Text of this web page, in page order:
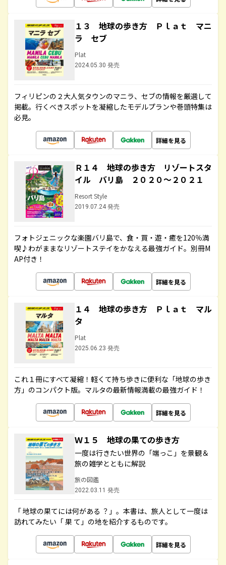
１３ 地球の歩き方 Ｐｌａｔ マニ
ラ セブ
Plat
2024.05.30 発売
フィリピンの２大人気タウンのマニラ、セブの情報を厳選して
掲載。行くべきスポットを凝縮したモデルプランや巻頭特集は
必見。
詳細を見る
Ｒ１４ 地球の歩き方 リゾートスタ
イル バリ島 ２０２０～２０２１
Resort Style
2019.07.24 発売
フォトジェニックな楽園バリ島で、食・買・遊・癒を120％満
喫♪わがままなリゾートステイをかなえる最強ガイド。別冊M
AP付き！
詳細を見る
１４ 地球の歩き方 Ｐｌａｔ マル
タ
Plat
2025.06.23 発売
これ１冊にすべて凝縮！軽くて持ち歩きに便利な「地球の歩き
方」のコンパクト版。マルタの最新情報満載の最強ガイド！
詳細を見る
Ｗ１５ 地球の果ての歩き方
一度は行きたい世界の「端っこ」を景観＆
旅の雑学とともに解説
旅の図鑑
2022.03.11 発売
「 地球の果てには何がある ？」。本書は、旅人として一度は
訪れてみたい「 果 て」の地を紹介するものです。
詳細を見る